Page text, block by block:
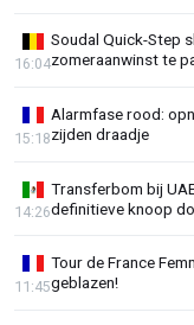
Soudal Quick-Step
zomeraanwinst te
16:04
Alarmfase rood:
zijden draadje
15:18
Transferbom bij
definitieve knoop
14:26
Tour de France
geblazen!
11:45